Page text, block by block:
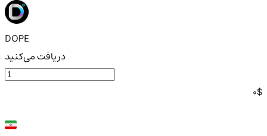
DOPE
دریافت می‌کنید
0$